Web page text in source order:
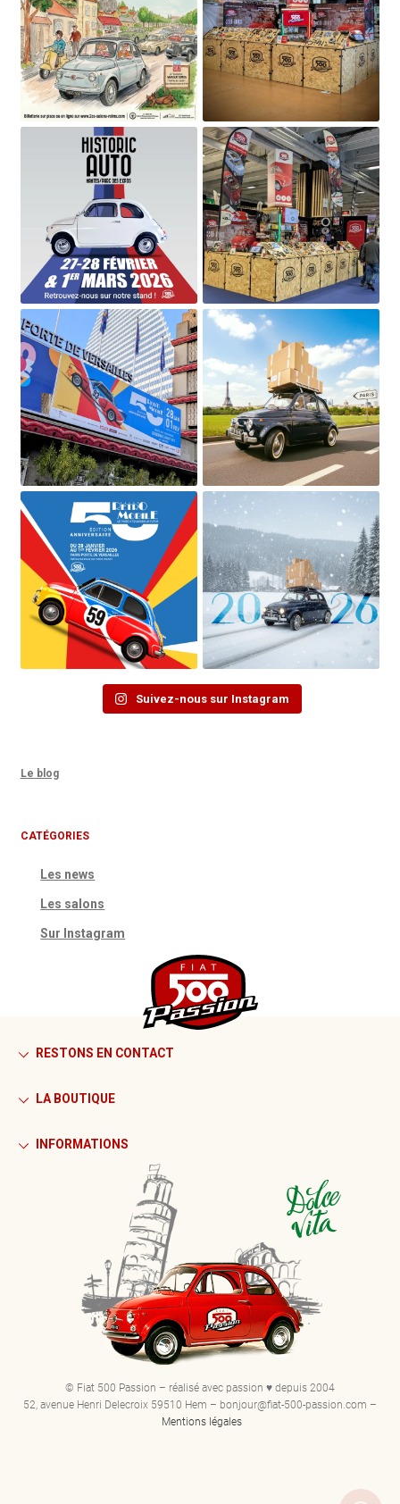
Suivez-nous sur Instagram
Le blog
CATÉGORIES
Les news
Les salons
Sur Instagram
RESTONS EN CONTACT
LA BOUTIQUE
INFORMATIONS
© Fiat 500 Passion – réalisé avec passion ♥ depuis 2004
52, avenue Henri Delecroix 59510 Hem – bonjour@fiat-500-passion.com –
Mentions légales